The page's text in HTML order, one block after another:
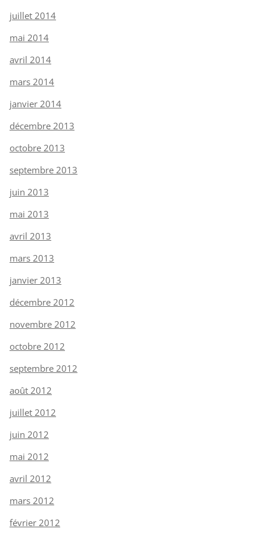
juillet 2014
mai 2014
avril 2014
mars 2014
janvier 2014
décembre 2013
octobre 2013
septembre 2013
juin 2013
mai 2013
avril 2013
mars 2013
janvier 2013
décembre 2012
novembre 2012
octobre 2012
septembre 2012
août 2012
juillet 2012
juin 2012
mai 2012
avril 2012
mars 2012
février 2012